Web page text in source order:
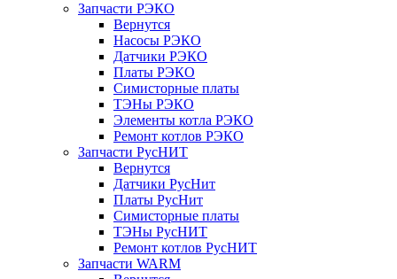
Запчасти РЭКО
Вернутся
Насосы РЭКО
Датчики РЭКО
Платы РЭКО
Симисторные платы
ТЭНы РЭКО
Элементы котла РЭКО
Ремонт котлов РЭКО
Запчасти РусНИТ
Вернутся
Датчики РусНит
Платы РусНит
Симисторные платы
ТЭНы РусНИТ
Ремонт котлов РусНИТ
Запчасти WARM